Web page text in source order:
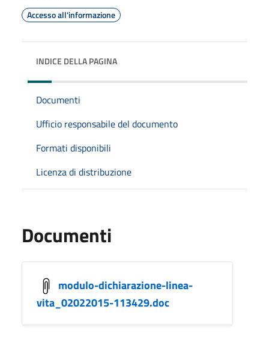
Accesso all'informazione
INDICE DELLA PAGINA
Documenti
Ufficio responsabile del documento
Formati disponibili
Licenza di distribuzione
Documenti
modulo-dichiarazione-linea-
vita_02022015-113429.doc